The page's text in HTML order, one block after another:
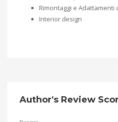
Rimontaggi e Adattamenti
Interior design
Author's Review